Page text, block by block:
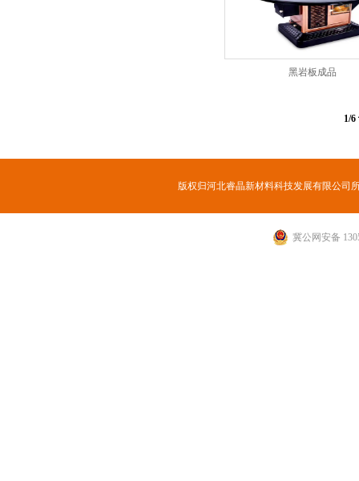
黑岩板成品
1/
版权归河北睿晶新材料科技发展有限公司
冀公网安备